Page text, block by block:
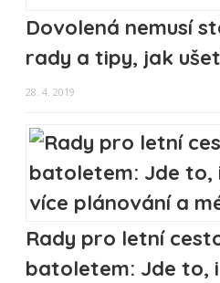
Dovolená nemusí
rady a tipy, jak
28. 4. 2019
Rady pro letní
batoletem: Jde to,